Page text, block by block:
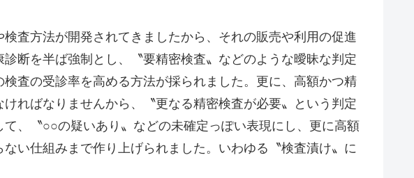
査方法が開発されてきましたから、それの販売や利用の促進
断を半ば強制とし、〝要精密検査〟などのような曖昧な判定
査の受診率を高める方法が採られました。更に、高額かつ精
ればなりませんから、〝更なる精密検査が必要〟という判定
、〝○○の疑いあり〟などの未確定っぽい表現にし、更に高額
い仕組みまで作り上げられました。いわゆる〝検査漬け〟に